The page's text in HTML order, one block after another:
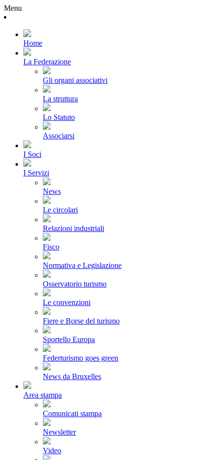
Menu
Home
La Federazione
Gli organi associativi
La struttura
Lo Statuto
Associarsi
I Soci
I Servizi
News
Le circolari
Relazioni industriali
Fisco
Normativa e Legislazione
Osservatorio turismo
Le convenzioni
Fiere e Borse del turismo
Sportello Europa
Federturismo goes green
News da Bruxelles
Area stampa
Comunicati stampa
Newsletter
Video